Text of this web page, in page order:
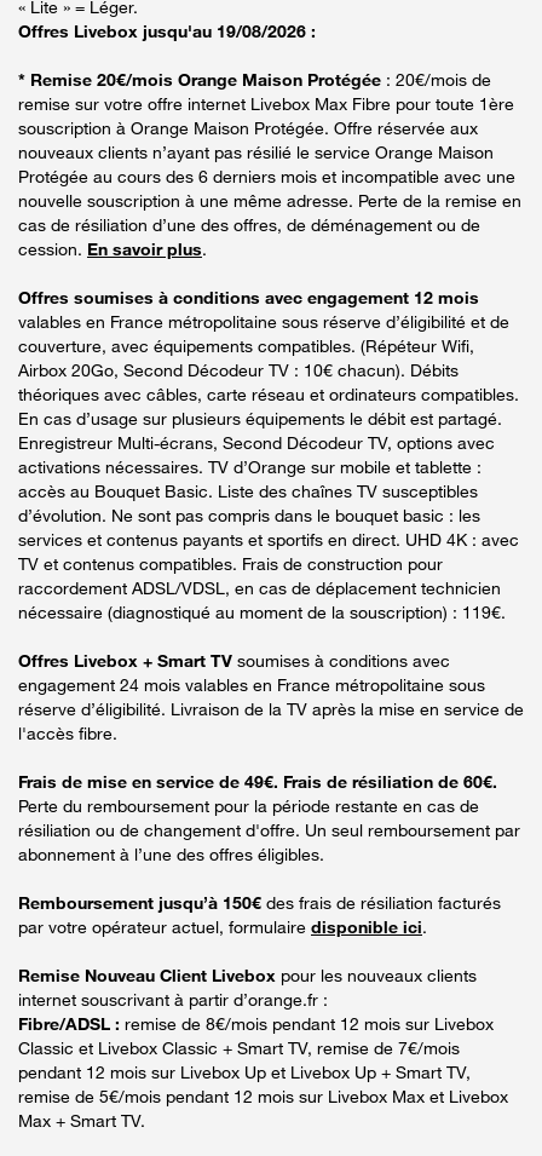
« Lite » = Léger.
Offres Livebox jusqu'au 19/08/2026 :
* Remise 20€/mois Orange Maison Protégée : 20€/mois de
remise sur votre offre internet Livebox Max Fibre pour toute 1ère
souscription à Orange Maison Protégée. Offre réservée aux
nouveaux clients n’ayant pas résilié le service Orange Maison
Protégée au cours des 6 derniers mois et incompatible avec une
nouvelle souscription à une même adresse. Perte de la remise en
cas de résiliation d’une des offres, de déménagement ou de
cession. En savoir plus.
Offres soumises à conditions avec engagement 12 mois
valables en France métropolitaine sous réserve d’éligibilité et de
couverture, avec équipements compatibles. (Répéteur Wifi,
Airbox 20Go, Second Décodeur TV : 10€ chacun). Débits
théoriques avec câbles, carte réseau et ordinateurs compatibles.
En cas d’usage sur plusieurs équipements le débit est partagé.
Enregistreur Multi-écrans, Second Décodeur TV, options avec
activations nécessaires. TV d’Orange sur mobile et tablette :
accès au Bouquet Basic. Liste des chaînes TV susceptibles
d’évolution. Ne sont pas compris dans le bouquet basic : les
services et contenus payants et sportifs en direct. UHD 4K : avec
TV et contenus compatibles. Frais de construction pour
raccordement ADSL/VDSL, en cas de déplacement technicien
nécessaire (diagnostiqué au moment de la souscription) : 119€.
Offres Livebox + Smart TV soumises à conditions avec
engagement 24 mois valables en France métropolitaine sous
réserve d’éligibilité. Livraison de la TV après la mise en service de
l'accès fibre.
Frais de mise en service de 49€. Frais de résiliation de 60€.
Perte du remboursement pour la période restante en cas de
résiliation ou de changement d'offre. Un seul remboursement par
abonnement à l’une des offres éligibles.
Remboursement jusqu’à 150€ des frais de résiliation facturés
par votre opérateur actuel, formulaire disponible ici.
Remise Nouveau Client Livebox pour les nouveaux clients
internet souscrivant à partir d’orange.fr :
Fibre/ADSL : remise de 8€/mois pendant 12 mois sur Livebox
Classic et Livebox Classic + Smart TV, remise de 7€/mois
pendant 12 mois sur Livebox Up et Livebox Up + Smart TV,
remise de 5€/mois pendant 12 mois sur Livebox Max et Livebox
Max + Smart TV.